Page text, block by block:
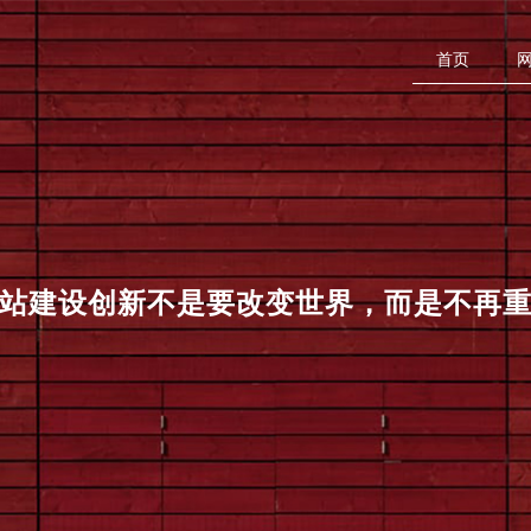
首页
建设创新不是要改变世界，而是不再